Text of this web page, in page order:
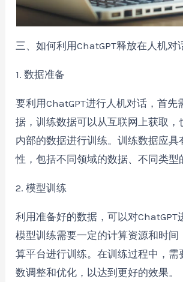
三、如何利用ChatGPT释放在人机对
1. 数据准备
要利用ChatGPT进行人机对话，首先
据，训练数据可以从互联网上获取，
内部的数据进行训练。训练数据应具
性，包括不同领域的数据、不同类型
2. 模型训练
利用准备好的数据，可以对ChatGPT
模型训练需要一定的计算资源和时间
算平台进行训练。在训练过程中，需
数调整和优化，以达到更好的效果。